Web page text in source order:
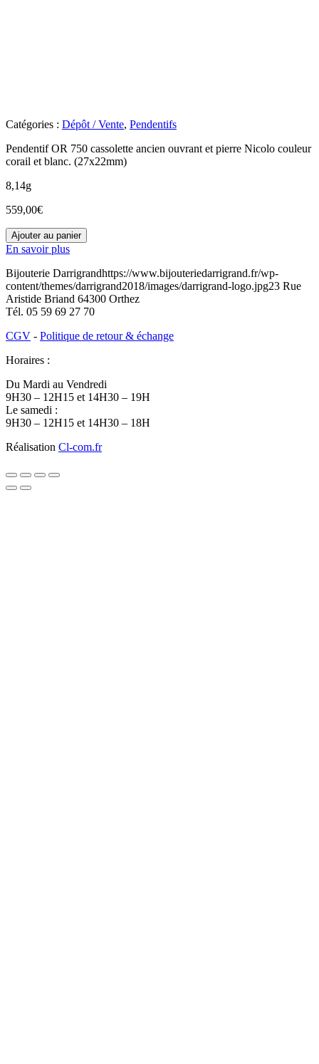
Catégories : Dépôt / Vente, Pendentifs
Pendentif OR 750 cassolette ancien ouvrant et pierre Nicolo couleur
corail et blanc. (27x22mm)
8,14g
559,00€
quantité
de
O3500116
Ajouter au panier
En savoir plus
Bijouterie Darrigrandhttps://www.bijouteriedarrigrand.fr/wp-
content/themes/darrigrand2018/images/darrigrand-logo.jpg23 Rue
Aristide Briand 64300 Orthez
Tél. 05 59 69 27 70
CGV - Politique de retour & échange
Horaires :
Du Mardi au Vendredi
9H30 – 12H15 et 14H30 – 19H
Le samedi :
9H30 – 12H15 et 14H30 – 18H
Réalisation Cl-com.fr